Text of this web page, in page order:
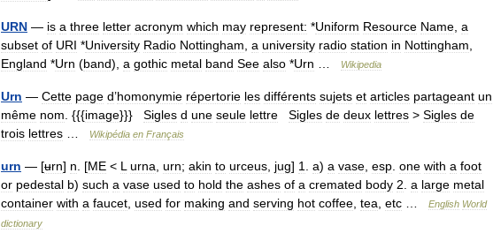
URN — is a three letter acronym which may represent: *Uniform Resource Name a
subset of URI *University Radio Nottingham a university radio station in Nottingham
England *Urn (band), a gothic metal band See also *Urn Wikipedia
Urn — Cette page d’homonymie répertorie les différents sujets et articles partageant un
même nom . {{{image}}} Sigles d une seule lettre Sigles de deux lettres > Sigles de
trois lettres Wikipédia en Français
urn — [ʉrn] n . [ME < L urna urn; akin to urceus jug] 1 a) a vase esp one with a foot
or pedestal b) such a vase used to hold the ashes of a cremated body 2 a large metal
container with a faucet used for making and serving hot coffee tea etc English World
dictionary